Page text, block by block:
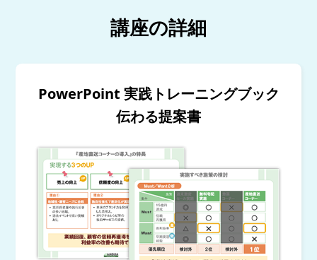
講座の詳細
PowerPoint 実践トレーニングブック
伝わる提案書